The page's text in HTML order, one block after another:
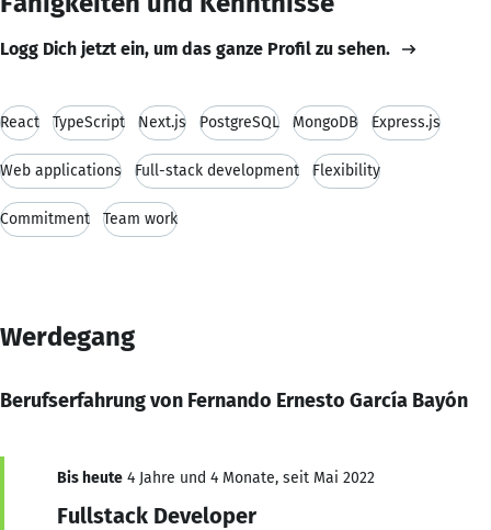
Logg Dich jetzt ein, um das ganze Profil zu sehen.
React TypeScript Next.js PostgreSQL MongoDB Express.js
Web applications Full-stack development Flexibility
Commitment Team work
Werdegang
Berufserfahrung von Fernando Ernesto García Bayón
Bis heute 4 Jahre und 4 Monate, seit Mai 2022
Fullstack Developer